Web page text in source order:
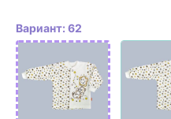
Вариант: 62